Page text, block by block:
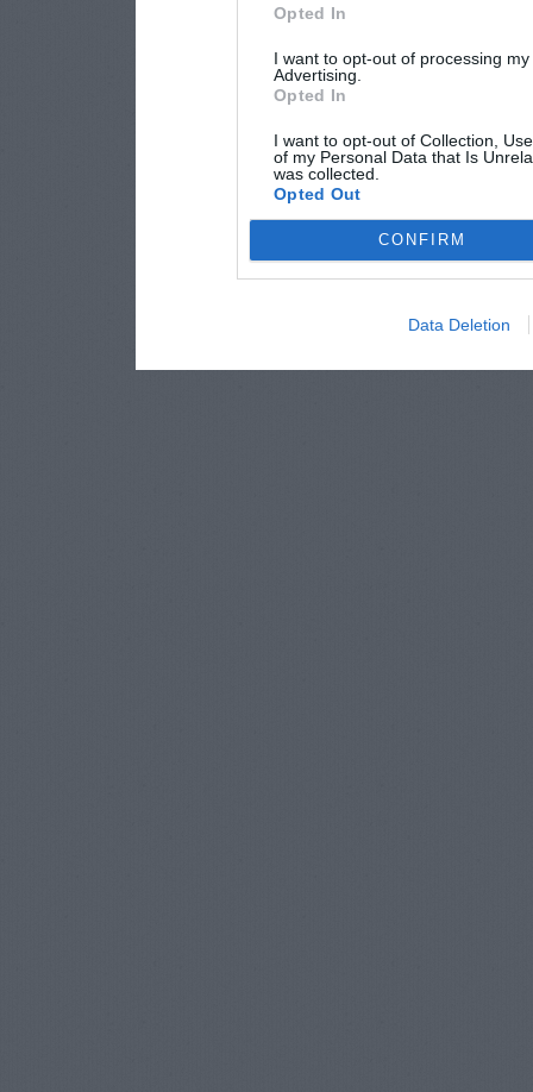
Opted In
I want to opt-out of processing
Advertising.
Opted In
I want to opt-out of Collection,
of my Personal Data that Is
was collected.
Opted Out
CONFIRM
Data Deletion